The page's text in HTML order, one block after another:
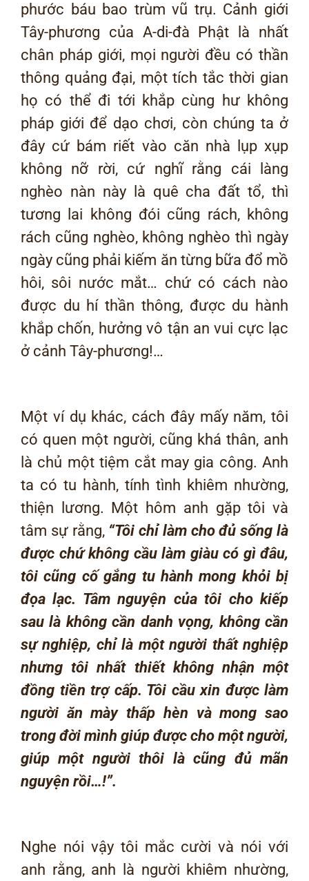
phước báu bao trùm vũ trụ. Cảnh giới
Tây-phương của A-di-đà Phật là nhất
chân pháp giới, mọi người đều có thần
thông quảng đại, một tích tắc thời gian
họ có thể đi tới khắp cùng hư không
pháp giới để dạo chơi, còn chúng ta ở
đây cứ bám riết vào căn nhà lụp xụp
không nỡ rời, cứ nghĩ rằng cái làng
nghèo nàn này là quê cha đất tổ, thì
tương lai không đói cũng rách, không
rách cũng nghèo, không nghèo thì ngày
ngày cũng phải kiếm ăn từng bữa đổ mồ
hôi, sôi nước mắt… chứ có cách nào
được du hí thần thông, được du hành
khắp chốn, hưởng vô tận an vui cực lạc
ở cảnh Tây-phương!…
Một ví dụ khác, cách đây mấy năm, tôi
có quen một người, cũng khá thân, anh
là chủ một tiệm cắt may gia công. Anh
ta có tu hành, tính tình khiêm nhường,
thiện lương. Một hôm anh gặp tôi và
tâm sự rằng, “Tôi chỉ làm cho đủ sống là
được chứ không cầu làm giàu có gì đâu,
tôi cũng cố gắng tu hành mong khỏi bị
đọa lạc. Tâm nguyện của tôi cho kiếp
sau là không cần danh vọng, không cần
sự nghiệp, chỉ là một người thất nghiệp
nhưng tôi nhất thiết không nhận một
đồng tiền trợ cấp. Tôi cầu xin được làm
người ăn mày thấp hèn và mong sao
trong đời mình giúp được cho một người,
giúp một người thôi là cũng đủ mãn
nguyện rồi…!”.
Nghe nói vậy tôi mắc cười và nói với
anh rằng, anh là người khiêm nhường,